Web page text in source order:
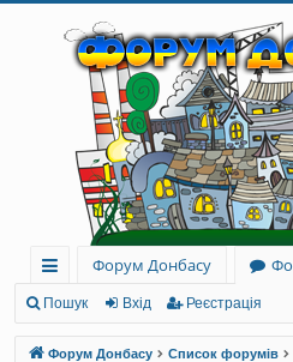
ви
дк
Форум Донбасу
Пошук Вхід Реєстрація
Форум Донбасу Список форумів